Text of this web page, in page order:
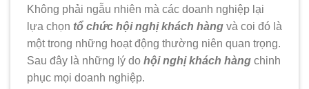
Không phải ngẫu nhiên mà các doanh nghiệp lại
lựa chọn tổ chức hội nghị khách hàng và coi đó là
một trong những hoạt động thường niên quan trọng.
Sau đây là những lý do hội nghị khách hàng chinh
phục mọi doanh nghiệp.